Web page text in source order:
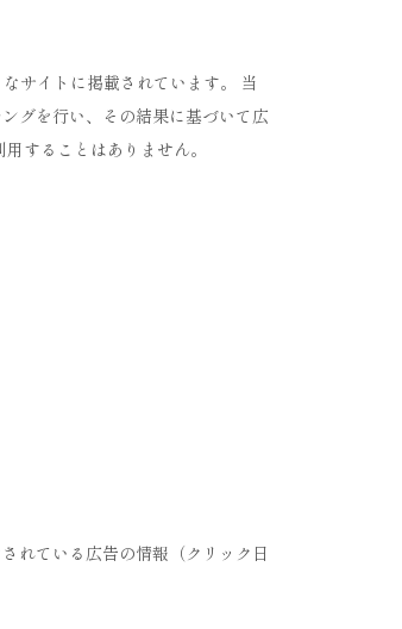
サイトに掲載されています。 当
グを行い、その結果に基づいて広
することはありません。
れている広告の情報（クリック日